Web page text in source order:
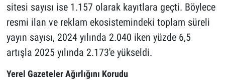
sitesi sayısı ise 1.157 olarak kayıtlara geçti. Böylece
resmi ilan ve reklam ekosistemindeki toplam süreli
yayın sayısı, 2024 yılında 2.040 iken yüzde 6,5
artışla 2025 yılında 2.173'e yükseldi.
Yerel Gazeteler Ağırlığını Korudu